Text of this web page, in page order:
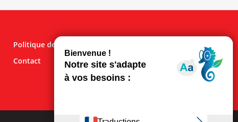
Politique de confidentialité
Contact